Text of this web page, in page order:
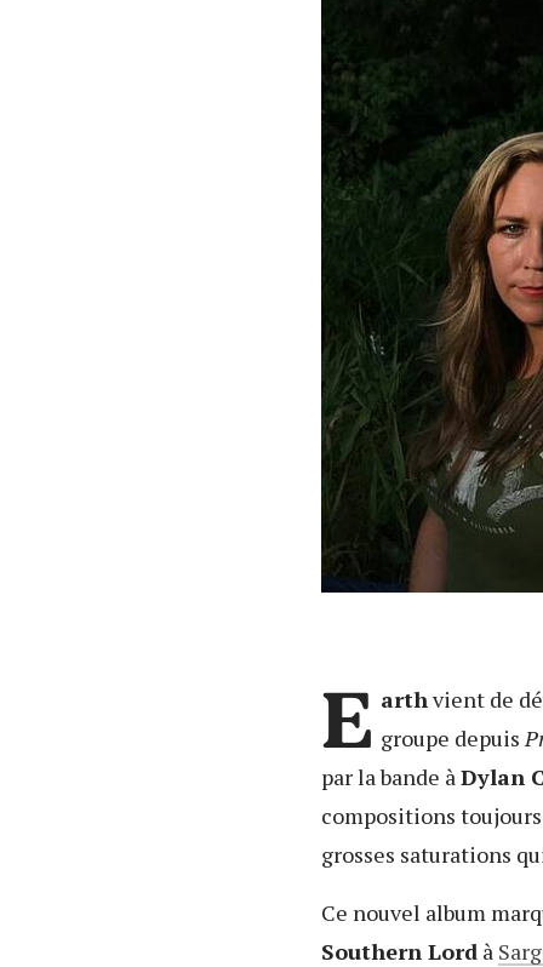
E arthvient de
groupe depuis
par la bande àDylan
compositions
grosses saturations
Ce nouvel album
Southern Lordà